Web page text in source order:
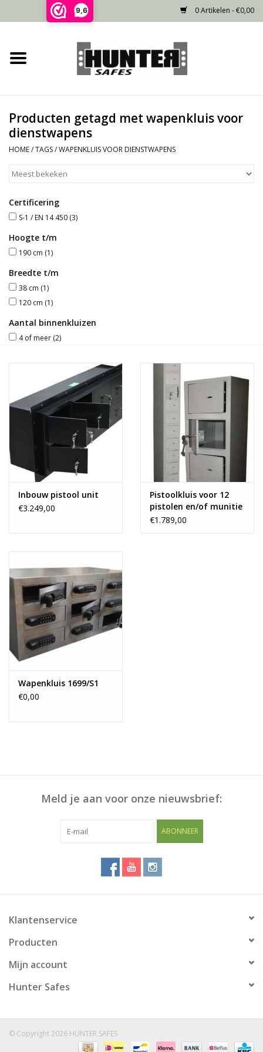
9,6 0 Artikelen - €0,00
Home
Gecertificeerd
Niet gecertificeerd
Recente projecten
Opties
Blog
Producten getagd met wapenkluis voor
dienstwapens
HOME/TAGS/WAPENKLUIS VOOR DIENSTWAPENS
Certificering
S-1 / EN 14 450 (3)
Hoogte t/m
190 cm (1)
Breedte t/m
38 cm (1)
120 cm (1)
Aantal binnenkluizen
4 of meer (2)
Inbouw pistool unit
€3.249,00
Pistoolkluis voor 12
pistolen en/of munitie
€1.789,00
Wapenkluis 1699/S1
€0,00
Meld je aan voor onze nieuwsbrief:
ABONNEER
Klantenservice
Producten
Mijn account
Hunter Safes
© Copyright 2026 HUNTER SAFES